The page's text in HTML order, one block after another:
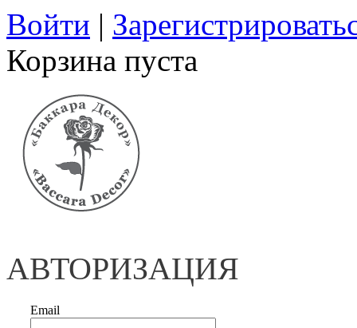
Войти |
Корзина пуста
АВТОРИЗАЦИЯ
Email